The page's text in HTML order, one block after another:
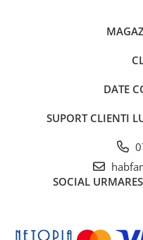
DATE
SUPORT CLIENTI
SOCIAL